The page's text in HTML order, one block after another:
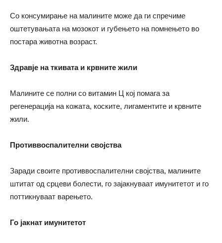
Со консумирање на малините може да ги спречиме
оштетувањата на мозокот и губењето на помнењето во
постара животна возраст.
Здравје на ткивата и крвните жили
Малините се полни со витамин Ц кој помага за
регенерација на кожата, коските, лигаментите и крвните
жили.
Противвоспалителни својства
Заради своите противвоспалителни својства, малините
штитат од срцеви болести, го зајакнуваат имунитетот и го
поттикнуваат варењето.
Го јакнат имунитетот